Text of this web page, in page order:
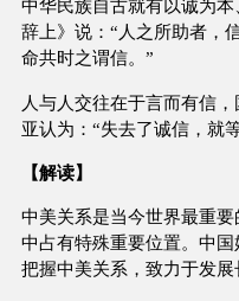
中华民族自古就有以诚为
辞上》说：“人之所助者，
命共时之谓信。”
人与人交往在于言而有信
亚认为：“失去了诚信，就
【解读】
中美关系是当今世界最重
中占有特殊重要位置。中
把握中美关系，致力于发展